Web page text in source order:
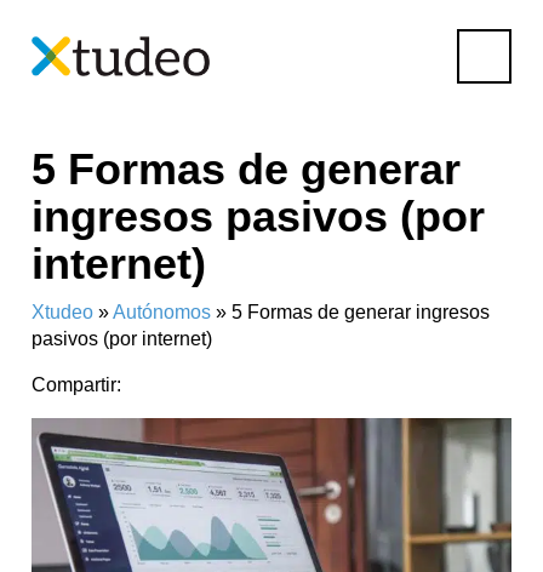
content5 Formas de generar
ingresos pasivos (por
internet)
Xtudeo »Autónomos »5 Formas de generar ingresos
pasivos (por internet)
Compartir: